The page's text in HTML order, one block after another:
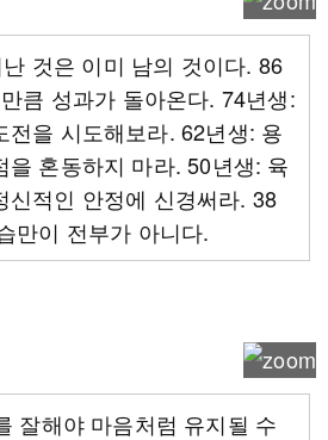
것은 이미 남의 것이다. 86
큼 성과가 돌아온다. 74년생:
전을 시도해보라. 62년생: 용
을 혼동하지 마라. 50년생: 육
신적인 안정에 신경써라. 38
만이 전부가 아니다.
잘해야 마음처럼 유지될 수